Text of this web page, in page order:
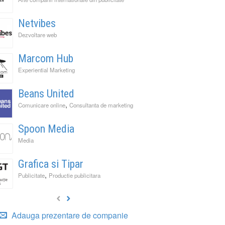
It Back, Pepsi! Nostalgia anilor 2000 devine o
nu mai concurează prin experiențe. Concurează
to Human. Cum construiește George Brand Love
Netvibes
Dezvoltare web
Marcom Hub
Experiential Marketing
Beans United
Comunicare online, Consultanta de marketing
Spoon Media
Media
Grafica si Tipar
Publicitate, Productie publicitara
Adauga prezentare de companie